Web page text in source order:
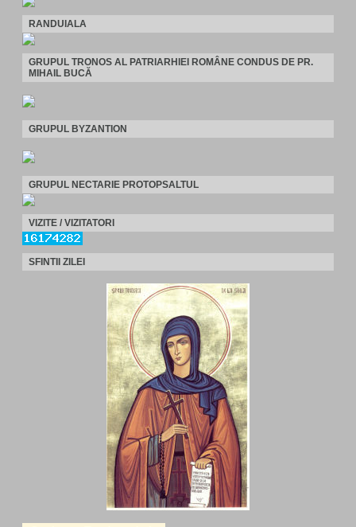
RANDUIALA
GRUPUL TRONOS AL PATRIARHIEI ROMÂNE CONDUS DE PR.
MIHAIL BUCĂ
GRUPUL BYZANTION
GRUPUL NECTARIE PROTOPSALTUL
VIZITE / VIZITATORI
SFINTII ZILEI